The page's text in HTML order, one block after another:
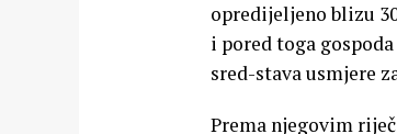
opredijeljeno blizu
i pored toga
sred-stava usmjere
Prema njegovim